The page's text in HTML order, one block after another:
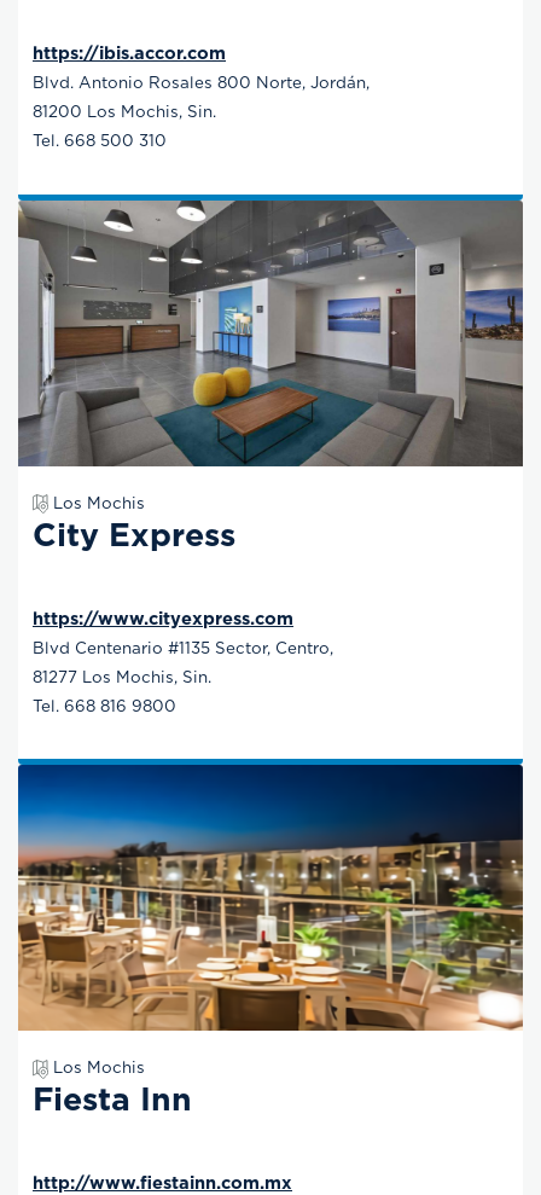
https://ibis.accor.com
Blvd. Antonio Rosales 800 Norte, Jordán,
81200 Los Mochis, Sin.
Tel. 668 500 310
Los Mochis
City Express
https://www.cityexpress.com
Blvd Centenario #1135 Sector, Centro,
81277 Los Mochis, Sin.
Tel. 668 816 9800
Los Mochis
Fiesta Inn
http://www.fiestainn.com.mx